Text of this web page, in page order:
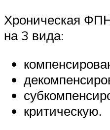
Хроническая
на 3 вида:
критическую.